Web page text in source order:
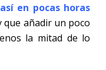
en pocas horas
que añadir un poco
la mitad de lo